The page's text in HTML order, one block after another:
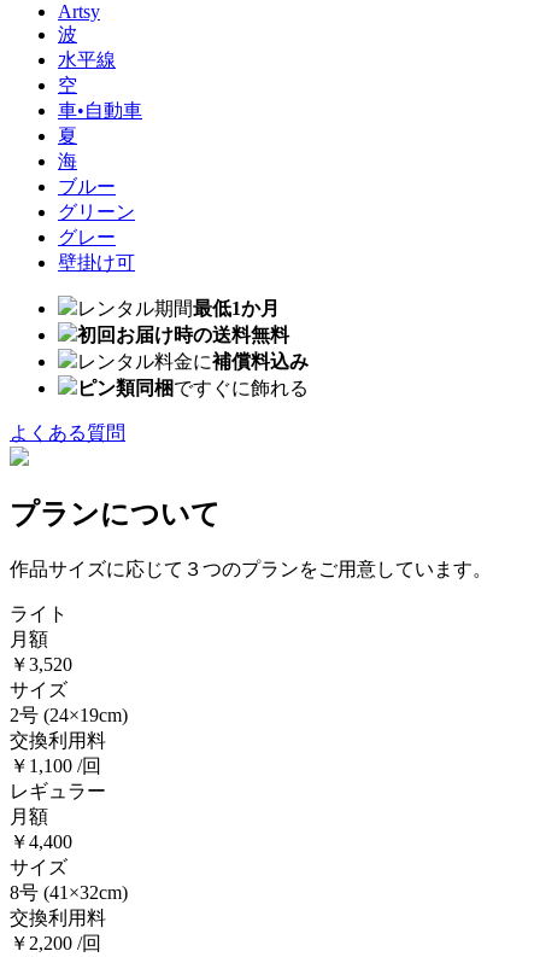
Artsy
波
水平線
空
車•自動車
夏
海
ブルー
グリーン
グレー
壁掛け可
レンタル期間最低1か月
初回お届け時の送料無料
レンタル料金に補償料込み
ピン類同梱ですぐに飾れる
よくある質問
プランについて
作品サイズに応じて３つのプランをご用意しています。
ライト
月額
￥3,520
サイズ
2号 (24×19cm)
交換利用料
￥1,100 /回
レギュラー
月額
￥4,400
サイズ
8号 (41×32cm)
交換利用料
￥2,200 /回